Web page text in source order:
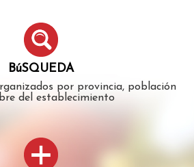
BúSQUEDA
por provincia, población
del establecimiento